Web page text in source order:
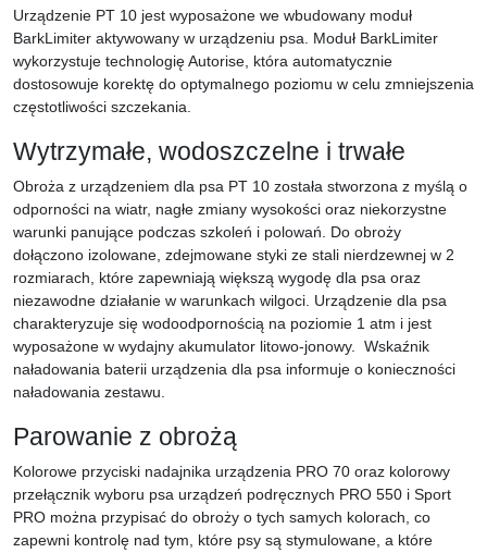
Urządzenie PT 10 jest wyposażone we wbudowany moduł
BarkLimiter aktywowany w urządzeniu psa. Moduł BarkLimiter
wykorzystuje technologię Autorise, która automatycznie
dostosowuje korektę do optymalnego poziomu w celu zmniejszenia
częstotliwości szczekania.
Wytrzymałe, wodoszczelne i trwałe
Obroża z urządzeniem dla psa PT 10 została stworzona z myślą o
odporności na wiatr, nagłe zmiany wysokości oraz niekorzystne
warunki panujące podczas szkoleń i polowań. Do obroży
dołączono izolowane, zdejmowane styki ze stali nierdzewnej w 2
rozmiarach, które zapewniają większą wygodę dla psa oraz
niezawodne działanie w warunkach wilgoci. Urządzenie dla psa
charakteryzuje się wodoodpornością na poziomie 1 atm i jest
wyposażone w wydajny akumulator litowo-jonowy. Wskaźnik
naładowania baterii urządzenia dla psa informuje o konieczności
naładowania zestawu.
Parowanie z obrożą
Kolorowe przyciski nadajnika urządzenia PRO 70 oraz kolorowy
przełącznik wyboru psa urządzeń podręcznych PRO 550 i Sport
PRO można przypisać do obroży o tych samych kolorach, co
zapewni kontrolę nad tym, które psy są stymulowane, a które